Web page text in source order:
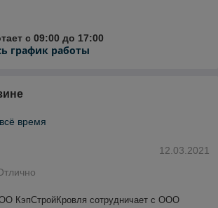
с 09:00 до 17:00
график работы
время
12.03.2021
КэпСтройКровля сотрудничает с ООО